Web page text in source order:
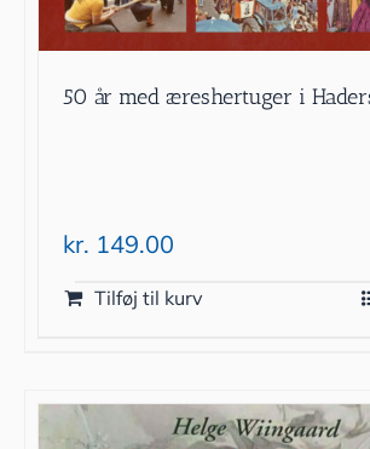
50 år med æreshertuger i
kr. 149.00
Tilføj til kurv